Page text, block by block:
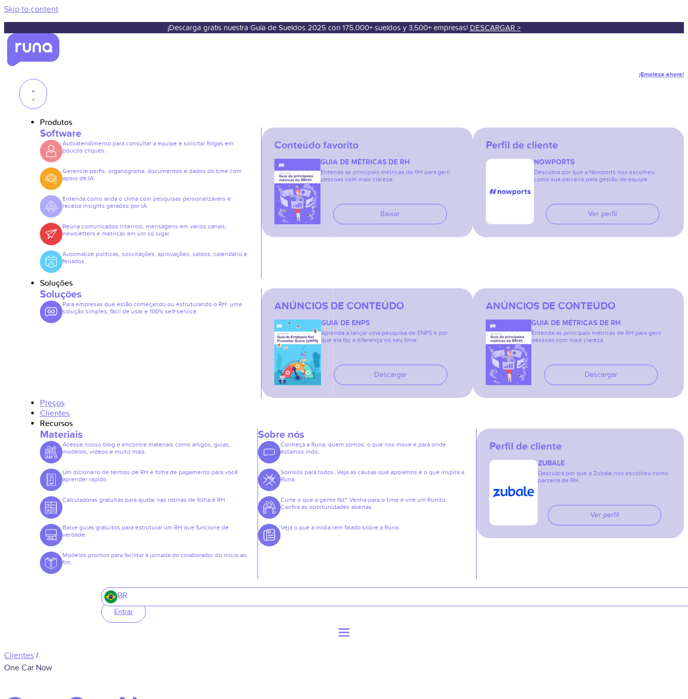
Skip to content
¡Descarga gratis nuestra Guía de Sueldos 2025 con 175,000+ sueldos y 3,500+ empresas! DESCARGAR >
¡Empieza ahora!
Produtos
Software
Autoatendimento para consultar a equipe e solicitar folgas em
poucos cliques.
Gerencie perfis, organograma, documentos e dados do time com
apoio de IA.
Entenda como anda o clima com pesquisas personalizáveis e
receba insights gerados por IA.
Reúna comunicados internos, mensagens em vários canais,
newsletters e métricas em um só lugar.
Automatize políticas, solicitações, aprovações, saldos, calendário e
feriados.
Conteúdo favorito
GUIA DE MÉTRICAS DE RH
Entenda as principais métricas de RH para gerir
pessoas com mais clareza.
Baixar
Perfil de cliente
NOWPORTS
Descubra por que a Nowports nos escolheu
como sua parceira para gestão de equipe.
Ver perfil
Soluções
Soluções
Para empresas que estão começando ou estruturando o RH: uma
solução simples, fácil de usar e 100% self-service.
ANÚNCIOS DE CONTEÚDO
GUIA DE ENPS
Aprenda a lançar uma pesquisa de ENPS e por
que ela faz a diferença no seu time.
Descargar
ANÚNCIOS DE CONTEÚDO
GUIA DE MÉTRICAS DE RH
Entenda as principais métricas de RH para gerir
pessoas com mais clareza.
Descargar
Preços
Clientes
Recursos
Materiais
Acesse nosso blog e encontre materiais como artigos, guias,
modelos, vídeos e muito mais.
Um dicionário de termos de RH e folha de pagamento para você
aprender rápido.
Calculadoras gratuitas para ajudar nas rotinas de folha e RH.
Baixe guias gratuitos para estruturar um RH que funcione de
verdade.
Modelos prontos para facilitar a jornada do colaborador do início ao
fim.
Sobre nós
Conheça a Runa: quem somos, o que nos move e para onde
estamos indo.
Sorrisos para todos. Veja as causas que apoiamos e o que inspira a
Runa.
Curte o que a gente faz? Venha para o time e vire um Runito.
Confira as oportunidades abertas.
Veja o que a mídia tem falado sobre a Runa.
Perfil de cliente
ZUBALE
Descubra por que a Zubale nos escolheu como
parceira de RH.
Ver perfil
BR
Entrar
Clientes /
One Car Now